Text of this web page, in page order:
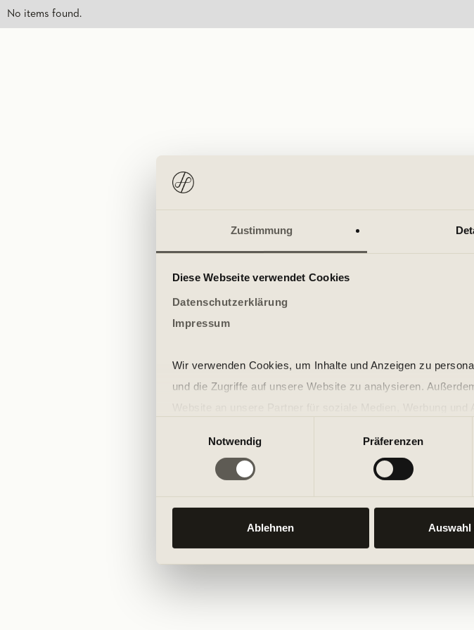
Zustimmung
Diese Webseite verwendet Cookies
Datenschutzerklärung
Impressum
Wir verwenden Cookies, um Inhalte und Anzeigen zu
und die Zugriffe auf unsere Website zu analysieren.
der Dienste gesammelt haben.
Notwendig
Präferenzen
Ablehnen Auswahl
No items found.